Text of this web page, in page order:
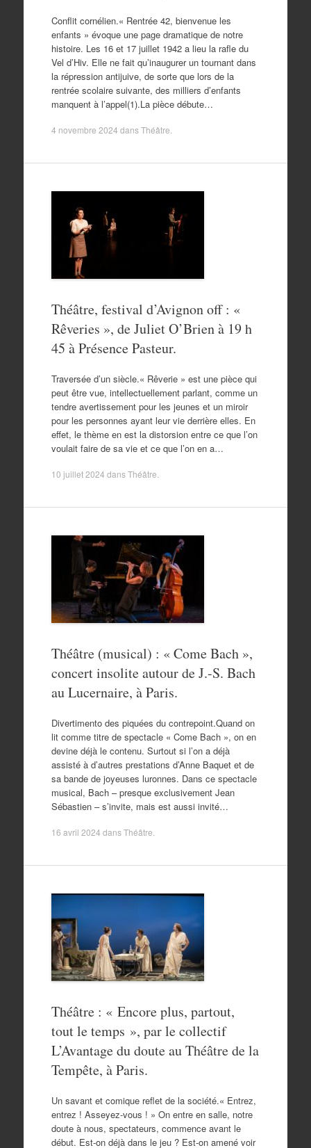
Conflit cornélien.« Rentrée 42, bienvenue les
enfants » évoque une page dramatique de notre
histoire. Les 16 et 17 juillet 1942 a lieu la rafle du
Vel d’Hiv. Elle ne fait qu’inaugurer un tournant dans
la répression antijuive, de sorte que lors de la
rentrée scolaire suivante, des milliers d’enfants
manquent à l’appel(1).La pièce débute…
4 novembre 2024 dansThéâtre
Théâtre, festival d’Avignon off : «
Rêveries », de Juliet O’Brien à 19 h
45 à Présence Pasteur.
Traversée d’un siècle.« Rêverie » est une pièce qui
peut être vue, intellectuellement parlant, comme un
tendre avertissement pour les jeunes et un miroir
pour les personnes ayant leur vie derrière elles. En
effet, le thème en est la distorsion entre ce que l’on
voulait faire de sa vie et ce que l’on en a…
10 juillet 2024 dansThéâtre
Théâtre (musical) : « Come Bach »,
concert insolite autour de J.-S. Bach
au Lucernaire, à Paris.
Divertimento des piquées du contrepoint.Quand on
lit comme titre de spectacle « Come Bach », on en
devine déjà le contenu. Surtout si l’on a déjà
assisté à d’autres prestations d’Anne Baquet et de
sa bande de joyeuses luronnes. Dans ce spectacle
musical, Bach – presque exclusivement Jean
Sébastien – s’invite, mais est aussi invité…
16 avril 2024 dansThéâtre
Théâtre : « Encore plus, partout,
tout le temps », par le collectif
L’Avantage du doute au Théâtre de la
Tempête, à Paris.
Un savant et comique reflet de la société.« Entrez,
entrez ! Asseyez-vous ! » On entre en salle, notre
doute à nous, spectateurs, commence avant le
début. Est-on déjà dans le jeu ? Est-on amené voir